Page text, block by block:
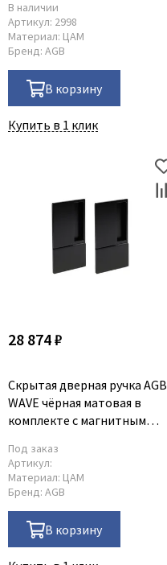
Fuaro
GlassTur
Griffwerk
Hausdoors
HSU
Kapelli
Legend
Line Doors
Lockstyle
Milyana
Ofram
Optima Porte
Oro - Oro
Philips
Porta Di Parma
Porte Vista
Portika
В наличии
Артикул: 2998
Материал: ЦАМ
Бренд: AGB
В корзину
Купить в 1 клик
28 874 ₽
Скрытая дверная ручка AGB
WAVE чёрная матовая в
комплекте с магнитным
Под заказ
Артикул:
Материал: ЦАМ
Бренд: AGB
В корзину